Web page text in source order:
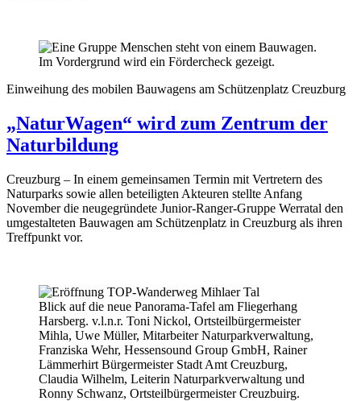
Einweihung des mobilen Bauwagens am Schützenplatz Creuzburg
„NaturWagen“ wird zum Zentrum der
Naturbildung
Creuzburg – In einem gemeinsamen Termin mit Vertretern des
Naturparks sowie allen beteiligten Akteuren stellte Anfang
November die neugegründete Junior-Ranger-Gruppe Werratal den
umgestalteten Bauwagen am Schützenplatz in Creuzburg als ihren
Treffpunkt vor.
Blick auf die neue Panorama-Tafel am Fliegerhang
Harsberg. v.l.n.r. Toni Nickol, Ortsteilbürgermeister
Mihla, Uwe Müller, Mitarbeiter Naturparkverwaltung,
Franziska Wehr, Hessensound Group GmbH, Rainer
Lämmerhirt Bürgermeister Stadt Amt Creuzburg,
Claudia Wilhelm, Leiterin Naturparkverwaltung und
Ronny Schwanz, Ortsteilbürgermeister Creuzbuirg.